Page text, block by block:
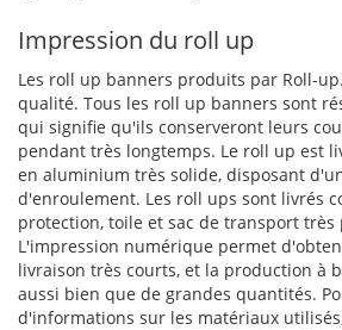
Impression du roll up
Les roll up banners produits par Roll-
qualité. Tous les roll up banners sont
qui signifie qu'ils conserveront leurs
pendant très longtemps. Le roll up est
en aluminium très solide, disposant
d'enroulement. Les roll ups sont livrés
protection, toile et sac de transport très
L'impression numérique permet
livraison très courts, et la production à
aussi bien que de grandes quantités.
d'informations sur les matériaux